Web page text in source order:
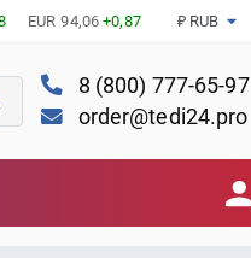
EUR 94,06 +0,87 ₽ RUB
8 (800) 777-65-97
order@tedi24.pro